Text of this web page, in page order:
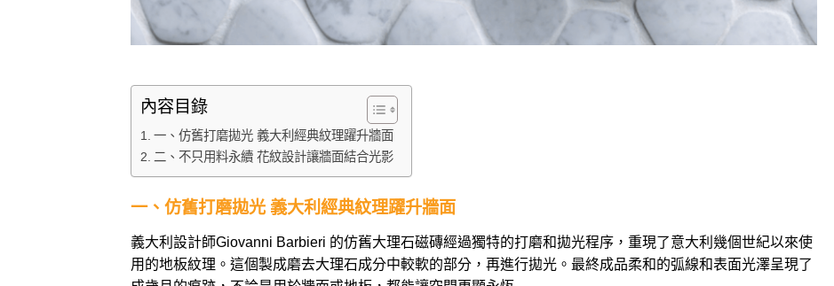
內容目錄
一、仿舊打磨拋光 義大利經典紋理躍升牆面
二、不只用料永續 花紋設計讓牆面結合光影
一、仿舊打磨拋光 義大利經典紋理躍升牆面
義大利設計師Giovanni Barbieri 的仿舊大理石磁磚經過獨特的打磨和拋光程序，重現了意大利幾個世紀以來使
用的地板紋理。這個製成磨去大理石成分中較軟的部分，再進行拋光。最終成品柔和的弧線和表面光澤呈現了